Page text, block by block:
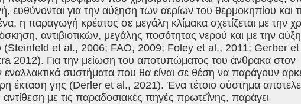
ευθύνονται για την αύξηση των αερίων του θερμοκηπίου και
η παραγωγή κρέατος σε μεγάλη κλίμακα σχετίζεται με την
αντιβιοτικών, μεγάλης ποσότητας νερού και με την
(Steinfeld et al., 2006; FAO, 2009; Foley et al., 2011; Gerber
2012). Για την μείωση του αποτυπώματος του άνθρακα στον
εναλλακτικά συστήματα που θα είναι σε θέση να παράγουν
έκταση γης (Derler et al., 2021). Ένα τέτοιο σύστημα
με τις παραδοσιακές πηγές πρωτεΐνης, παράγει